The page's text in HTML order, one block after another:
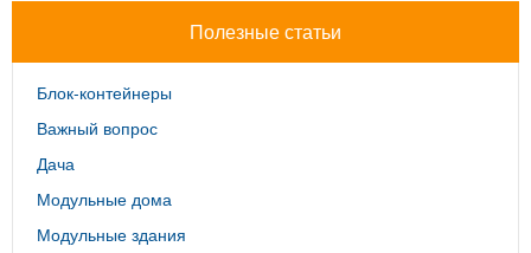
Полезные статьи
Блок-контейнеры
Важный вопрос
Дача
Модульные дома
Модульные здания